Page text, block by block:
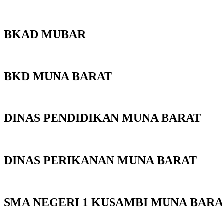
BKAD MUBAR
BKD MUNA BARAT
DINAS PENDIDIKAN MUNA BARAT
DINAS PERIKANAN MUNA BARAT
SMA NEGERI 1 KUSAMBI MUNA